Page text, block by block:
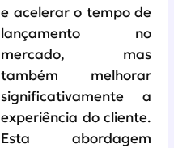
e acelerar o tempo de
lançamento no
mercado, mas
também melhorar
significativamente a
experiência do cliente.
Esta abordagem